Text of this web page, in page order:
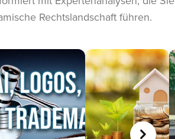
Rechtslandschaft führen.